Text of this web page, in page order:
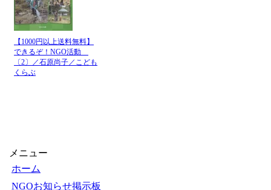
【1000円以上送料無料】
できるぞ！NGO活動
〔2〕／石原尚子／こども
くらぶ
メニュー
ホーム
NGOお知らせ掲示板